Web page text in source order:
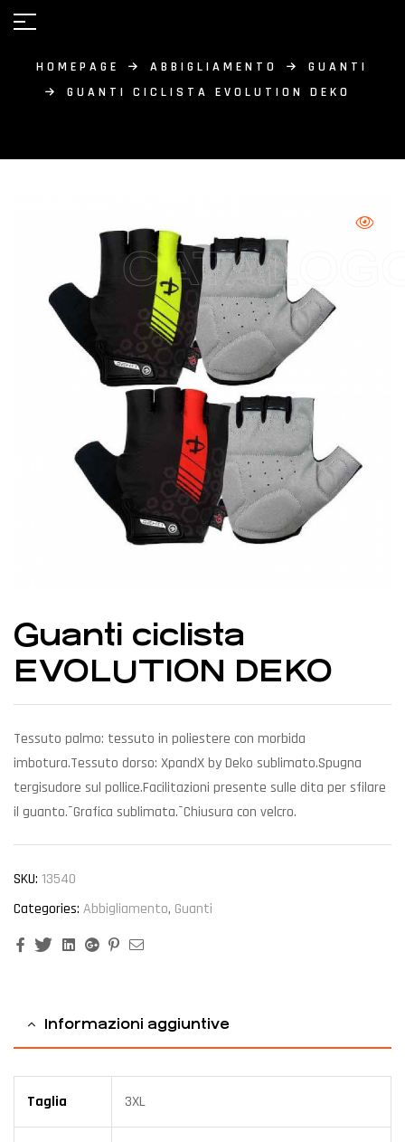
HOMEPAGE ABBIGLIAMENTO
GUANTI
GUANTI CICLISTA EVOLUTION DEKO
Guanti ciclista
EVOLUTION DEKO
Tessuto palmo: tessuto in poliestere con morbida
imbotura.Tessuto dorso: XpandX by Deko sublimato.Spugna
tergisudore sul pollice.Facilitazioni presente sulle dita per sfilare
il guanto.¯Grafica sublimata.¯Chiusura con velcro.
SKU: 13540
Categories: Abbigliamento, Guanti
FacebookTwitterLinkedinGoogle+Pinterest
Informazioni aggiuntive
Taglia 3XL